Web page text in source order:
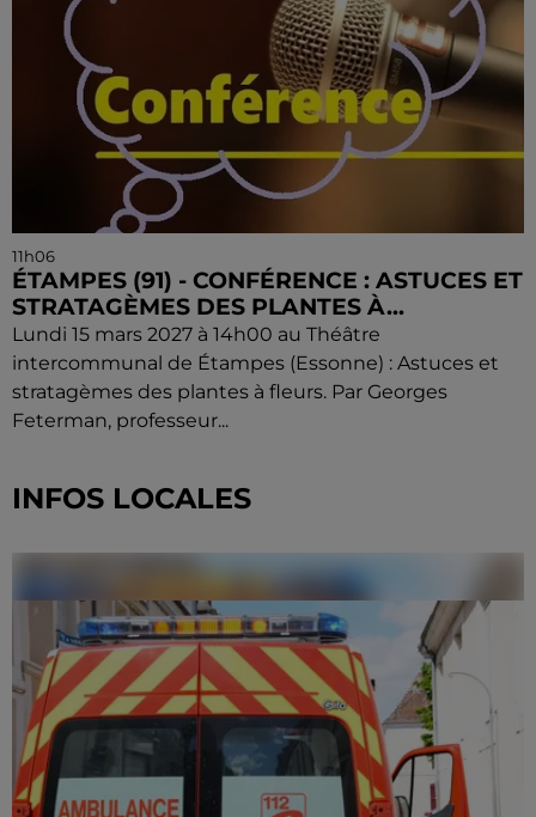
11h06
ÉTAMPES (91) - CONFÉRENCE : ASTUCES ET
STRATAGÈMES DES PLANTES À...
Lundi 15 mars 2027 à 14h00 au Théâtre
intercommunal de Étampes (Essonne) : Astuces et
stratagèmes des plantes à fleurs. Par Georges
Feterman, professeur...
INFOS LOCALES